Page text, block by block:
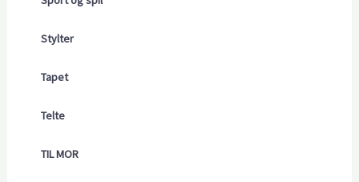
Stylter
Tapet
Telte
TIL MOR